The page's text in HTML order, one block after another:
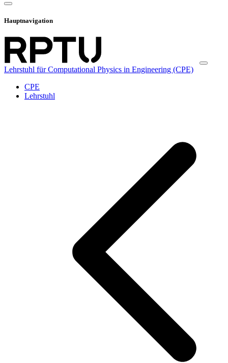
Hauptnavigation
Lehrstuhl für Computational Physics in Engineering (CPE)
CPE
Lehrstuhl